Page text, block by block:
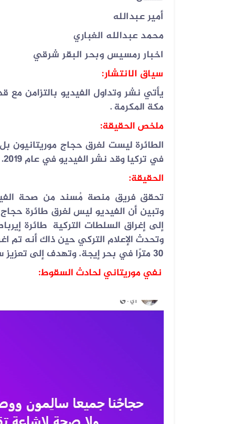
أمير عبدالله
محمد عبدالله الغباري
اخبار رمسيس وبحر البقر شرقي
سياق الانتشار:
يأتي نشر وتداول الفيديو بالتزامن
مكة المكرمة .
ملخص الحقيقة:
الطائرة ليست لغرق حجاج موريتانيون
في تركيا وقد نشر الفيديو في عام 2019
.
الحقيقة:
تحقق فريق منصة مُسند من صحة
وتبين أن الفيديو ليس لغرق طائرة
إلى إغراق السلطات التركية طائرة
وتحدث الإعلام التركي حين ذاك أنه
30 مترًا في بحر إيجة. وتهدف إلى تعزيز سياحة الغوص في المنطقة
نفي موريتاني لحادث السقوط:
الفيديوهان المتداولان قديمان أحدهم...